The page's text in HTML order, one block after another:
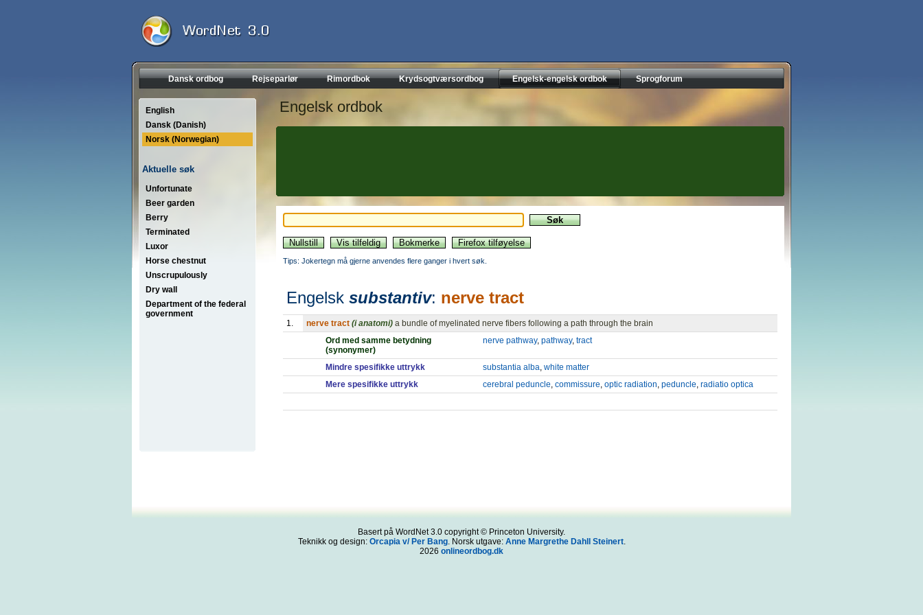
Dansk ordbog Rejseparlør Rimordbok Krydsogtværsordbog Engelsk-engelsk ordbok Sprogforum
English
Dansk (Danish)
Norsk (Norwegian)
Aktuelle søk
Unfortunate
Beer garden
Berry
Terminated
Luxor
Horse chestnut
Unscrupulously
Dry wall
Department of the federal
government
Engelsk ordbok
Tips: Jokertegn må gjerne anvendes flere ganger i hvert søk.
Engelsk substantiv: nerve tract
1. nerve tract (i anatomi) a bundle of myelinated nerve fibers following a path through the brain
Ord med samme betydning
(synonymer)
nerve pathway, pathway, tract
Mindre spesifikke uttrykk substantia alba, white matter
Mere spesifikke uttrykk
cerebral peduncle, commissure, optic radiation, peduncle, radiatio optica
Basert på WordNet 3.0 copyright © Princeton University.
Teknikk og design: Orcapia v/ Per Bang. Norsk utgave: Anne Margrethe Dahll Steinert.
2026 onlineordbog.dk